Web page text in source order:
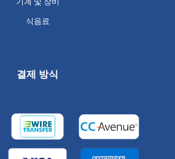
식음료
결제 방식